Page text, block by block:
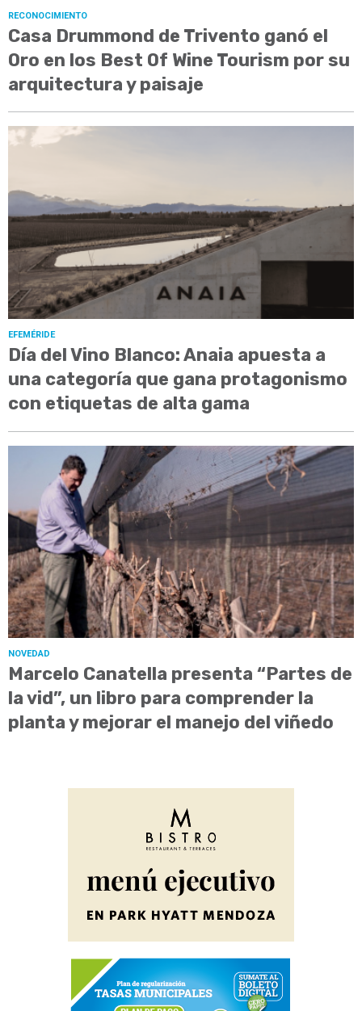
RECONOCIMIENTO
Casa Drummond de Trivento ganó el
Oro en los Best Of Wine Tourism por su
arquitectura y paisaje
EFEMÉRIDE
Día del Vino Blanco: Anaia apuesta a
una categoría que gana protagonismo
con etiquetas de alta gama
NOVEDAD
Marcelo Canatella presenta “Partes de
la vid”, un libro para comprender la
planta y mejorar el manejo del viñedo